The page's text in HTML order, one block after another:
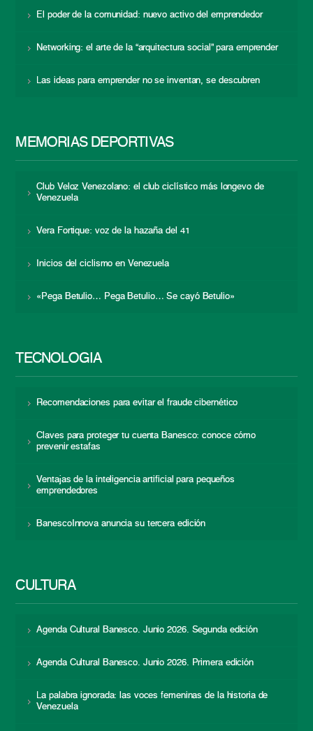
El poder de la comunidad: nuevo activo del emprendedor
Networking: el arte de la “arquitectura social” para emprender
Las ideas para emprender no se inventan, se descubren
MEMORIAS DEPORTIVAS
Club Veloz Venezolano: el club ciclístico más longevo de
Venezuela
Vera Fortique: voz de la hazaña del 41
Inicios del ciclismo en Venezuela
«Pega Betulio… Pega Betulio… Se cayó Betulio»
TECNOLOGÍA
Recomendaciones para evitar el fraude cibernético
Claves para proteger tu cuenta Banesco: conoce cómo
prevenir estafas
Ventajas de la inteligencia artificial para pequeños
emprendedores
BanescoInnova anuncia su tercera edición
CULTURA
Agenda Cultural Banesco. Junio 2026. Segunda edición
Agenda Cultural Banesco. Junio 2026. Primera edición
La palabra ignorada: las voces femeninas de la historia de
Venezuela